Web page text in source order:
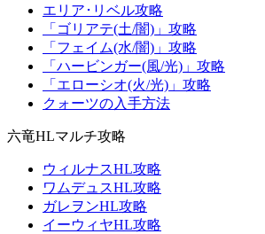
エリア･リベル攻略
「ゴリアテ(土/闇)」攻略
「フェイム(水/闇)」攻略
「ハービンガー(風/光)」攻略
「エローシオ(火/光)」攻略
クォーツの入手方法
六竜HLマルチ攻略
ウィルナスHL攻略
ワムデュスHL攻略
ガレヲンHL攻略
イーウィヤHL攻略